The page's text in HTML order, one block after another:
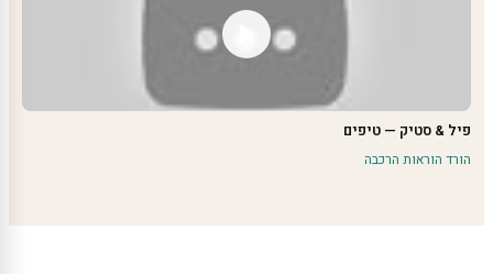
פיל & סטיק — טיפים
הורד הוראות הרכבה